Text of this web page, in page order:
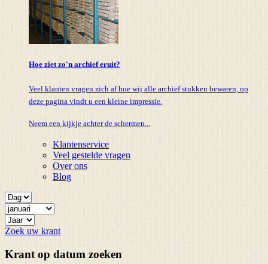
Hoe ziet zo'n archief eruit?
Veel klanten vragen zich af hoe wij alle archief stukken bewaren, op
deze pagina vindt u een kleine impressie.
Neem een kijkje achter de schermen...
Klantenservice
Veel gestelde vragen
Over ons
Blog
Zoek uw krant
Krant op datum zoeken